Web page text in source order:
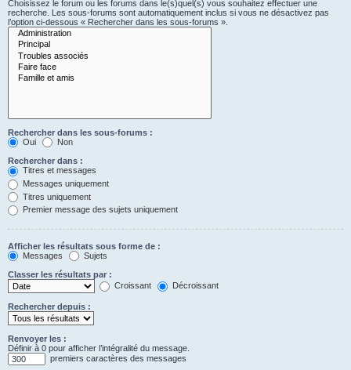
Choisissez le forum ou les forums dans le(s)quel(s) vous souhaitez effectuer une
recherche. Les sous-forums sont automatiquement inclus si vous ne désactivez pas
l’option ci-dessous « Rechercher dans les sous-forums ».
Rechercher dans les sous-forums :
Oui
Non
Rechercher dans :
Titres et messages
Messages uniquement
Titres uniquement
Premier message des sujets uniquement
Afficher les résultats sous forme de :
Messages
Sujets
Classer les résultats par :
Croissant
Décroissant
Rechercher depuis :
Renvoyer les :
Définir à 0 pour afficher l’intégralité du message.
premiers caractères des messages